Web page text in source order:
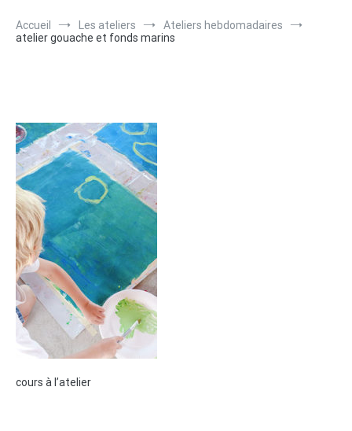
Accueil Les ateliers
Ateliers hebdomadaires
atelier gouache et fonds marins
cours à l’atelier